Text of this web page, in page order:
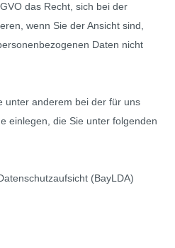
das Recht, sich bei der
wenn Sie der Ansicht sind,
Daten nicht
unter anderem bei der für uns
einlegen, die Sie unter folgenden
(BayLDA)